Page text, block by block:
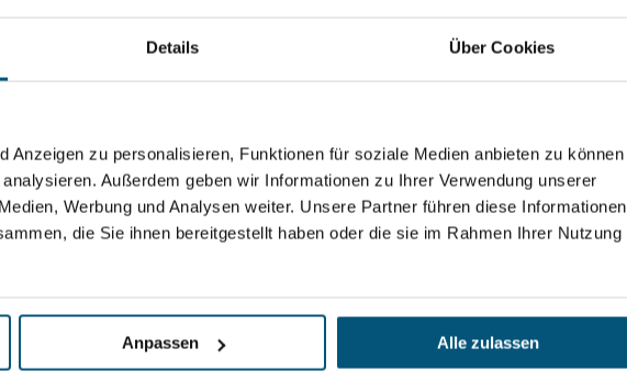
Details Über Cookies
Anzeigen zu personalisieren, Funktionen für soziale Medien anbieten zu können
Außerdem geben wir Informationen zu Ihrer Verwendung unserer
Werbung und Analysen weiter. Unsere Partner führen diese Informationen
die Sie ihnen bereitgestellt haben oder die sie im Rahmen Ihrer Nutzung
Anpassen Alle zulassen